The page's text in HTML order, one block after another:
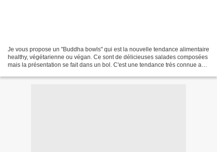
Je vous propose un "Buddha bowls" qui est la nouvelle tendance alimentaire
healthy, végétarienne ou végan. Ce sont de délicieuses salades composées
mais la présentation se fait dans un bol. C'est une tendance très connue aux